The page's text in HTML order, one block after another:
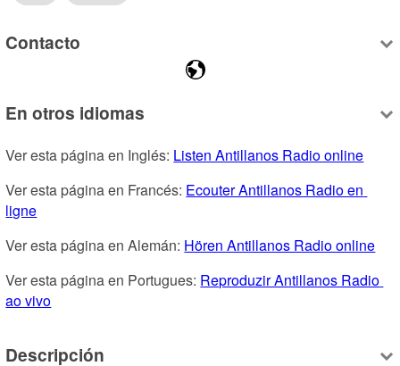
Contacto
En otros idiomas
Ver esta página en Inglés: Listen Antillanos Radio online
Ver esta página en Francés: Ecouter Antillanos Radio en
ligne
Ver esta página en Alemán: Hören Antillanos Radio online
Ver esta página en Portugues: Reproduzir Antillanos Radio
ao vivo
Descripción